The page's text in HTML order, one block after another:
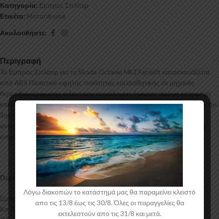
Κατηγορία: Εμπρός Σπλίτερ
Ετικέτα: Motordrome
Ακολουθήστε:
Περιγραφή
Το Εμπρός Σπλίτερ για το Skoda Octavia Mk2 Facelift κατασκευάζεται
από ABS Πλαστικό υψηλής ποιότητας και αισθητικής σε μηχανές
θερμοδιαμόρφωσης τελευταίας τεχνολογίας έχοντας άψογη εφαρμογή
και εύκολη τοποθέτηση. Το υλικό πλαστικού που χρησιμοποιείται για την
δημιουργία προϊόντων έρχεται σε Μαύρο Γυαλιστερό χρώμα και με
αντιχαρακτική επιφάνεια. Συνοδεύεται από προστατευτική μεμβράνη
όπου αφαιρείται πριν την τοποθέτηση.
Περιεχόμενα Συσκευασίας:
Εμπρός Σπλίτερ Skoda Octavia Mk2 Facelift
Κιτ Τοποθέτησης
Λόγω διακοπών το κατάστημά μας θα παραμείνει κλειστό
απο τις 13/8 έως τις 30/8. Όλες οι παραγγελίες θα
εκτελεστούν απο τις 31/8 και μετά.